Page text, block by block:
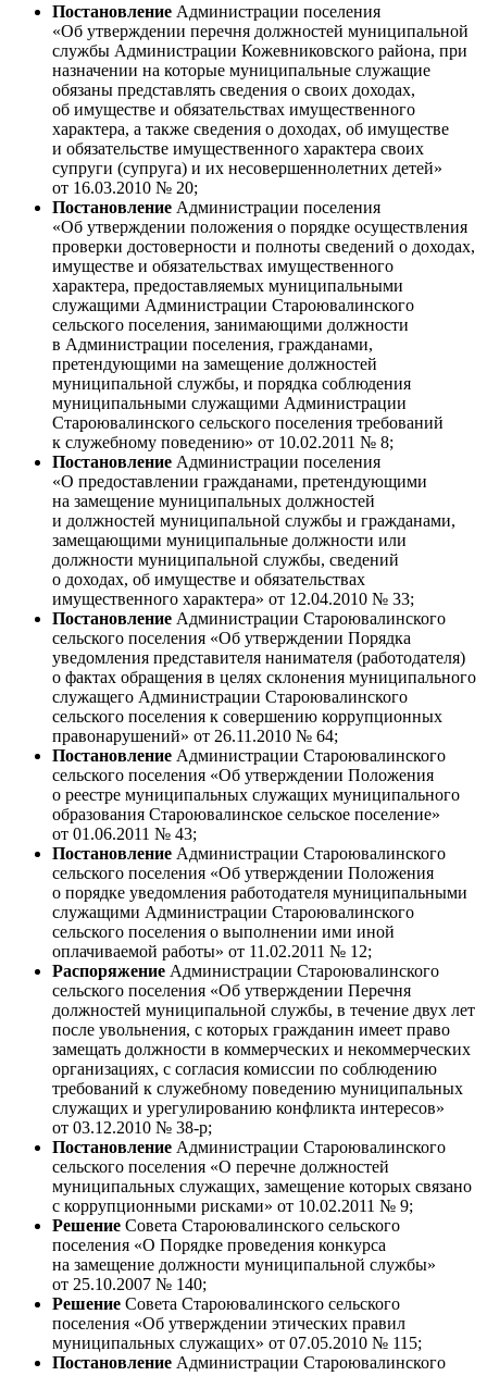
Постановление Администрации поселения
«Об утверждении перечня должностей муниципальной
службы Администрации Кожевниковского района, при
назначении на которые муниципальные служащие
обязаны представлять сведения о своих доходах,
об имуществе и обязательствах имущественного
характера, а также сведения о доходах, об имуществе
и обязательстве имущественного характера своих
супруги (супруга) и их несовершеннолетних детей»
от 16.03.2010 № 20;
Постановление Администрации поселения
«Об утверждении положения о порядке осуществления
проверки достоверности и полноты сведений о доходах,
имуществе и обязательствах имущественного
характера, предоставляемых муниципальными
служащими Администрации Староювалинского
сельского поселения, занимающими должности
в Администрации поселения, гражданами,
претендующими на замещение должностей
муниципальной службы, и порядка соблюдения
муниципальными служащими Администрации
Староювалинского сельского поселения требований
к служебному поведению» от 10.02.2011 № 8;
Постановление Администрации поселения
«О предоставлении гражданами, претендующими
на замещение муниципальных должностей
и должностей муниципальной службы и гражданами,
замещающими муниципальные должности или
должности муниципальной службы, сведений
о доходах, об имуществе и обязательствах
имущественного характера» от 12.04.2010 № 33;
Постановление Администрации Староювалинского
сельского поселения «Об утверждении Порядка
уведомления представителя нанимателя (работодателя)
о фактах обращения в целях склонения муниципального
служащего Администрации Староювалинского
сельского поселения к совершению коррупционных
правонарушений» от 26.11.2010 № 64;
Постановление Администрации Староювалинского
сельского поселения «Об утверждении Положения
о реестре муниципальных служащих муниципального
образования Староювалинское сельское поселение»
от 01.06.2011 № 43;
Постановление Администрации Староювалинского
сельского поселения «Об утверждении Положения
о порядке уведомления работодателя муниципальными
служащими Администрации Староювалинского
сельского поселения о выполнении ими иной
оплачиваемой работы» от 11.02.2011 № 12;
Распоряжение Администрации Староювалинского
сельского поселения «Об утверждении Перечня
должностей муниципальной службы, в течение двух лет
после увольнения, с которых гражданин имеет право
замещать должности в коммерческих и некоммерческих
организациях, с согласия комиссии по соблюдению
требований к служебному поведению муниципальных
служащих и урегулированию конфликта интересов»
от 03.12.2010 № 38-р;
Постановление Администрации Староювалинского
сельского поселения «О перечне должностей
муниципальных служащих, замещение которых связано
с коррупционными рисками» от 10.02.2011 № 9;
Решение Совета Староювалинского сельского
поселения «О Порядке проведения конкурса
на замещение должности муниципальной службы»
от 25.10.2007 № 140;
Решение Совета Староювалинского сельского
поселения «Об утверждении этических правил
муниципальных служащих» от 07.05.2010 № 115;
Постановление Администрации Староювалинского